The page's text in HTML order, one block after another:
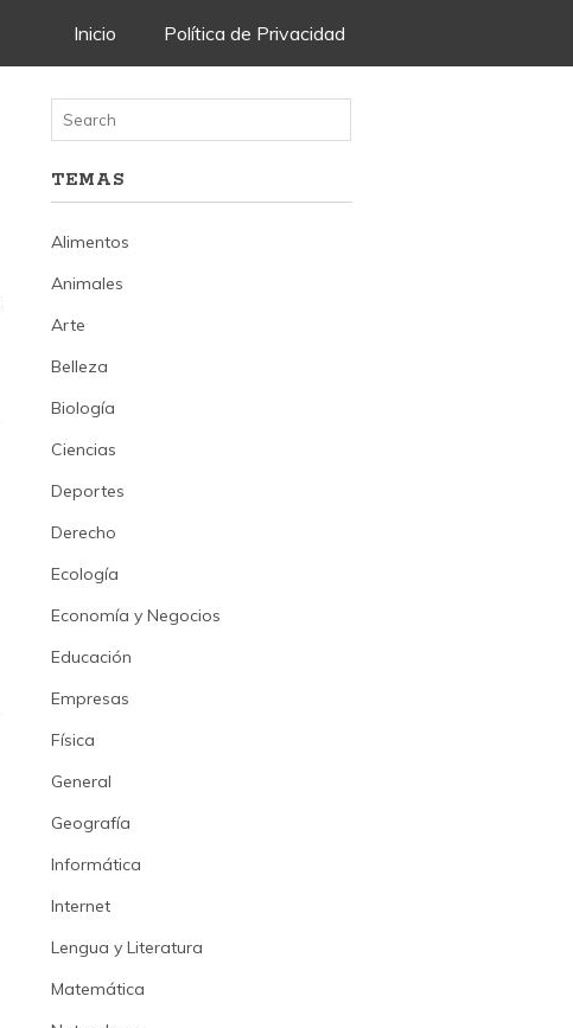
Skip
content
Inicio Política de Privacidad
TEMAS
Alimentos
Animales
Arte
Belleza
Biología
Ciencias
Deportes
Derecho
Ecología
Economía y Negocios
Educación
Empresas
Física
General
Geografía
Informática
Internet
Lengua y Literatura
Matemática